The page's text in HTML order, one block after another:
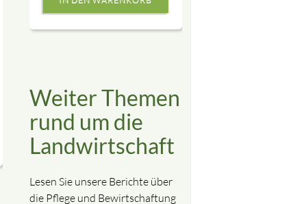
Weiter Themen
rund um die
Landwirtschaft
Lesen Sie unsere Berichte über
die Pflege und Bewirtschaftung